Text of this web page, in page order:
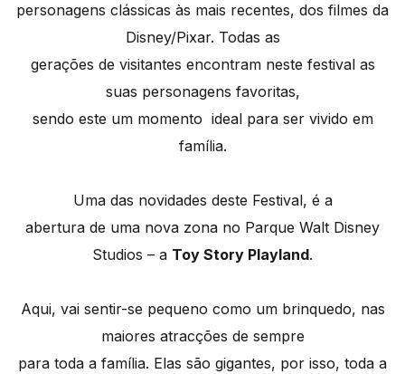
personagens clássicas às mais recentes, dos filmes da
Disney/Pixar. Todas as
gerações de visitantes encontram neste festival as
suas personagens favoritas,
sendo este um momento ideal para ser vivido em
família.
Uma das novidades deste Festival, é a
abertura de uma nova zona no Parque Walt Disney
Studios – a Toy Story Playland.
Aqui, vai sentir-se pequeno como um brinquedo, nas
maiores atracções de sempre
para toda a família. Elas são gigantes, por isso, toda a